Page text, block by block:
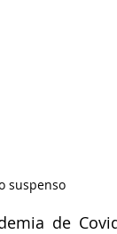
suspenso
de